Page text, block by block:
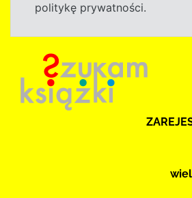
politykę prywatności.